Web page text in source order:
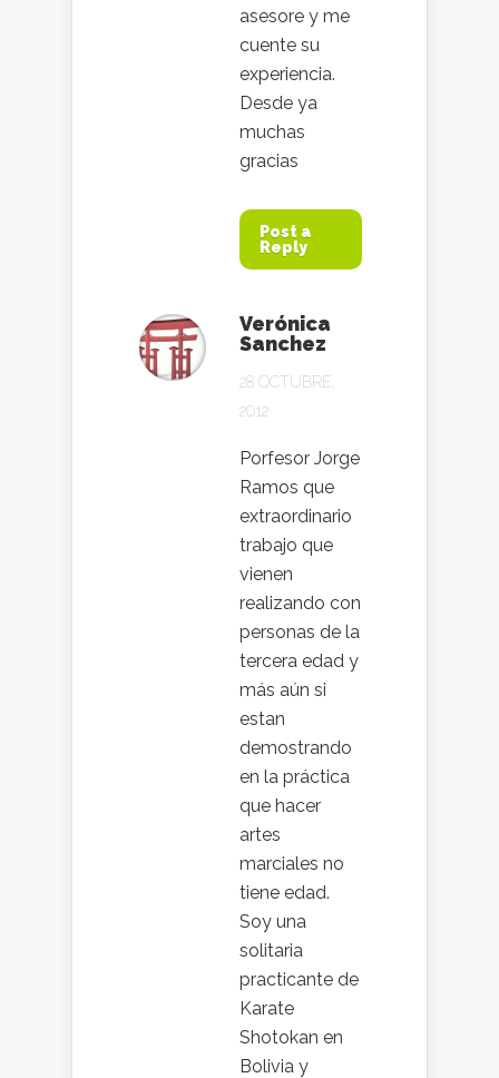
asesore y me
cuente su
experiencia.
Desde ya
muchas
gracias
Post a
Reply
Verónica
Sanchez
28 OCTUBRE,
2012
Porfesor Jorge
Ramos que
extraordinario
trabajo que
vienen
realizando con
personas de la
tercera edad y
más aún si
estan
demostrando
en la práctica
que hacer
artes
marciales no
tiene edad.
Soy una
solitaria
practicante de
Karate
Shotokan en
Bolivia y